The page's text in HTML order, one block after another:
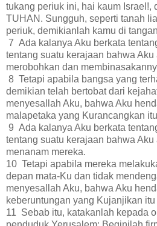
tukang periuk ini, hai kaum Israel!,
TUHAN. Sungguh, seperti tanah
periuk, demikianlah kamu di
7 Ada kalanya Aku berkata
tentang suatu kerajaan bahwa Aku
merobohkan dan
8 Tetapi apabila bangsa yang
demikian telah bertobat dari
menyesallah Aku, bahwa Aku
malapetaka yang Kurancangkan
9 Ada kalanya Aku berkata
tentang suatu kerajaan bahwa
menanam mereka.
10 Tetapi apabila mereka
depan mata-Ku dan tidak
menyesallah Aku, bahwa Aku
keberuntungan yang Kujanjikan
11 Sebab itu, katakanlah kepada